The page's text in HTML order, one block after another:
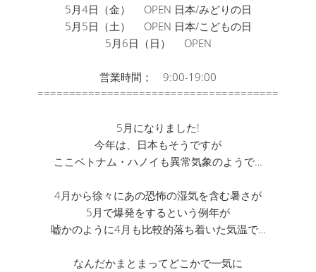
5月4日（金） OPEN 日本/みどりの日
5月5日（土） OPEN 日本/こどもの日
5月6日（日） OPEN
営業時間； 9:00-19:00
======================================
5月になりました!
今年は、日本もそうですが
ここベトナム・ハノイも異常気象のようで…
4月から徐々にあの恐怖の湿気を含む暑さが
5月で爆発をするという例年が
嘘かのように4月も比較的落ち着いた気温で…
なんだかまとまってどこかで一気に